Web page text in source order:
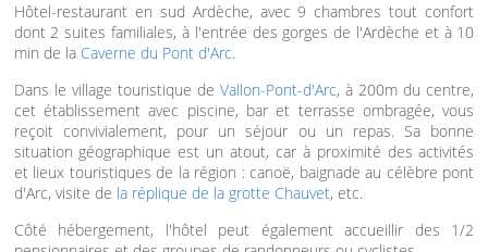
Hôtel-restaurant en sud Ardèche, avec 9 chambres tout confort
dont 2 suites familiales, à l'entrée des gorges de l'Ardèche et à 10
min de la Caverne du Pont d'Arc.
Dans le village touristique deVallon-Pont-d'Arc, à 200m du centre,
cet établissement avec piscine, bar et terrasse ombragée, vous
reçoit convivialement, pour un séjour ou un repas. Sa bonne
situation géographique est un atout, car à proximité des activités
et lieux touristiques de la région : canoë, baignade au célèbre pont
d'Arc, visite de la réplique de la grotte Chauvet, etc.
Côté hébergement, l'hôtel peut également accueillir des 1/2